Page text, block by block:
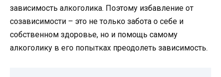
зависимость алкоголика. Поэтому избавление от
созависимости – это не только забота о себе и
собственном здоровье, но и помощь самому
алкоголику в его попытках преодолеть зависимость.